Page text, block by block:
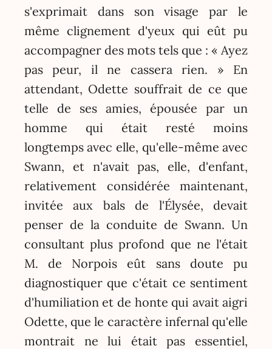
s'exprimait dans son visage par le
même clignement d'yeux qui eût pu
accompagner des mots tels que : « Ayez
pas peur, il ne cassera rien. » En
attendant, Odette souffrait de ce que
telle de ses amies, épousée par un
homme qui était resté moins
longtemps avec elle, qu'elle-même avec
Swann, et n'avait pas, elle, d'enfant,
relativement considérée maintenant,
invitée aux bals de l'Élysée, devait
penser de la conduite de Swann. Un
consultant plus profond que ne l'était
M. de Norpois eût sans doute pu
diagnostiquer que c'était ce sentiment
d'humiliation et de honte qui avait aigri
Odette, que le caractère infernal qu'elle
montrait ne lui était pas essentiel,